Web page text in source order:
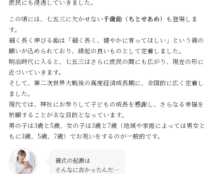
庶民にも浸透していきました。
この頃には、七五三に欠かせない千歳飴（ちとせあめ） も登場しま
す。
細く長く伸びる飴は「細く長く、健やかに育ってほしい」という親の
願いが込められており、縁起の良いものとして定着しました。
明治時代に入ると、七五三はさらに庶民の間にも広がり、現在の形に
近づいていきます。
そして、第二次世界大戦後の高度経済成長期に、全国的に広く定着し
ました。
現代では、神社にお参りして子どもの成長を感謝し、さらなる幸福を
祈願することが主な目的となっています。
男の子は3歳と5歳、女の子は3歳と7歳（地域や家庭によっては男女と
もに3歳、5歳、7歳）でお祝いをするのが一般的です。
儀式の起源は
そんなに古かったんだ…